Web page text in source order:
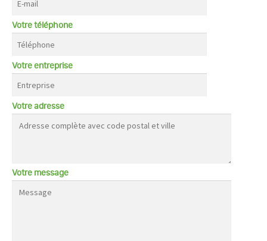
Votre téléphone
Votre entreprise
Votre adresse
Votre message